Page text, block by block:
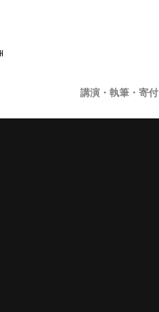
講演・執筆・寄付